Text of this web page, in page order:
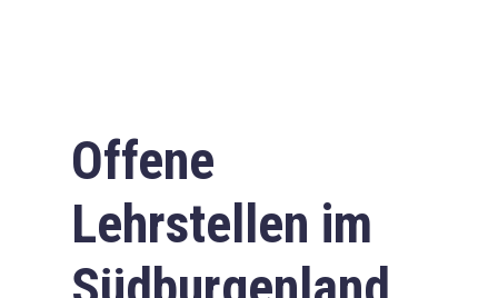
Offene
Lehrstellen im